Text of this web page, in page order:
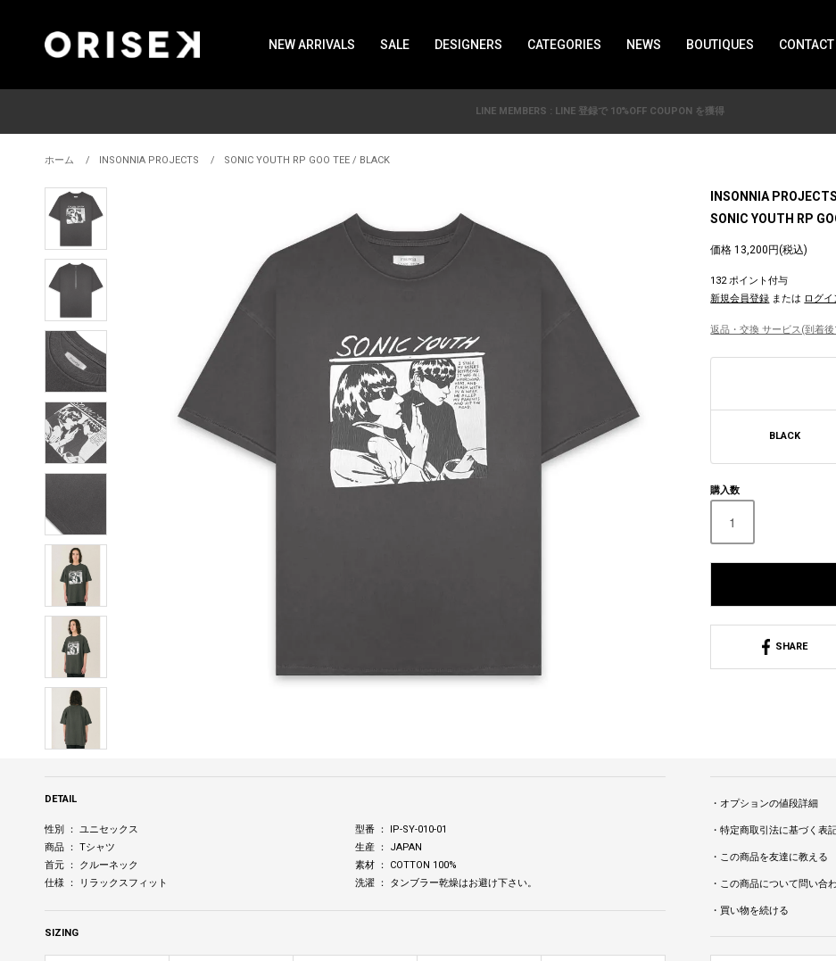
NEW ARRIVALS SALE DESIGNERS CATEGORIES NEWS BOUTIQUES CONTACT
LINE MEMBERS : LINE 登録で 10%OFF COUPON を獲得
ホーム INSONNIA PROJECTS SONIC YOUTH RP GOO TEE / BLACK
INSONNIA PROJECTS
SONIC YOUTH RP
価格 13,200円(税込)
132 ポイント付与
新規会員登録 または ログイ
返品・交換 サービス(到着
BLACK
購入数
SHARE
DETAIL
性別 ： ユニセックス
商品 ： Tシャツ
首元 ： クルーネック
仕様 ： リラックスフィット
型番 ： IP-SY-010-01
生産 ： JAPAN
素材 ： COTTON 100%
洗濯 ： タンブラー乾燥はお避け下さい。
SIZING
・オプションの値段詳細
・特定商取引法に基づく表
・この商品を友達に教える
・この商品について問い合
・買い物を続ける